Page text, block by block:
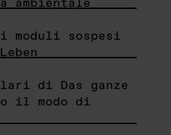
moduli sospesi
di Das ganze
il modo di